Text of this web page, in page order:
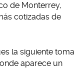
de Monterrey,
cotizadas de
la siguiente toma
aparece un